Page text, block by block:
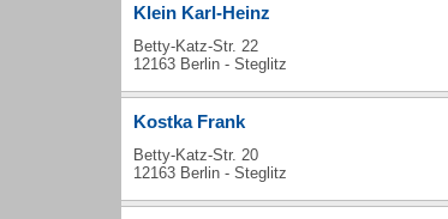
Klein Karl-Heinz
Betty-Katz-Str. 22
12163 Berlin - Steglitz
Kostka Frank
Betty-Katz-Str. 20
12163 Berlin - Steglitz